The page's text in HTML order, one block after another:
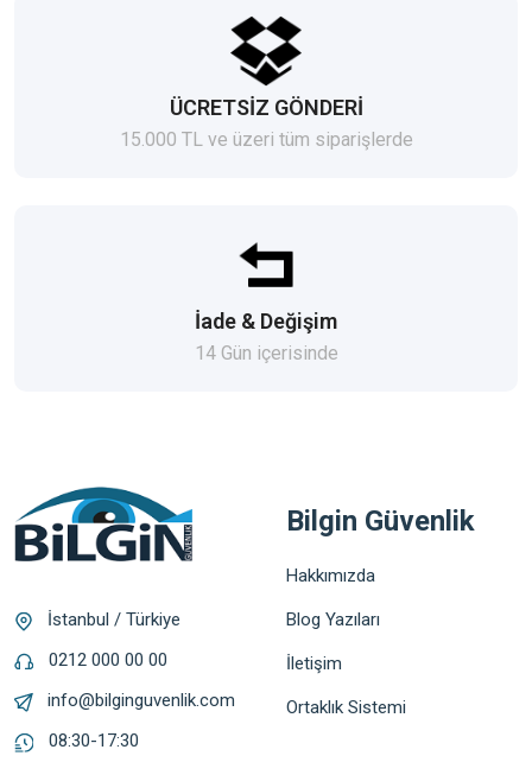
ÜCRETSİZ GÖNDERİ
15.000 TL ve üzeri tüm siparişlerde
İade & Değişim
14 Gün içerisinde
İstanbul / Türkiye
0212 000 00 00
info@bilginguvenlik.com
08:30-17:30
Bilgin Güvenlik
Hakkımızda
Blog Yazıları
İletişim
Ortaklık Sistemi